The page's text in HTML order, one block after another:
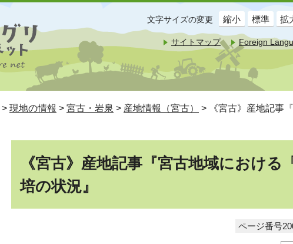
文字サイズの変更 縮小 標準 拡
サイトマップ Foreign
> 現地の情報 > 宮古・岩泉 > 産地情報（宮古）
> 《宮古》産地記事
《宮古》産地記事『宮古地域における
培の状況』
ページ番号